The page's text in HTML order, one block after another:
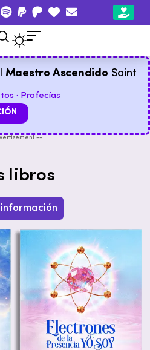
Maestro Ascendido Saint
· Profecías
--
libros
información